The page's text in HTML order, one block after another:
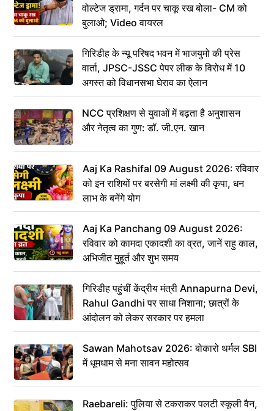
वोल्टेज ड्रामा, गर्दन पर चाकू रख बोला- CM को
बुलाओ; Video वायरल
गिरिडीह के न्यू परिषद भवन में भाजयुमो की प्रेस
वार्ता, JPSC-JSSC पेपर लीक के विरोध में 10
अगस्त को विधानसभा घेराव का ऐलान
NCC प्रशिक्षण से युवाओं में बढ़ता है अनुशासन
और नेतृत्व का गुण: डॉ. जी.एन. खान
Aaj Ka Rashifal 09 August 2026: रविवार
को इन राशियों पर बरसेगी मां लक्ष्मी की कृपा, धन
लाभ के बनेंगे योग
Aaj Ka Panchang 09 August 2026:
रविवार को कामदा एकादशी का व्रत, जानें राहु काल,
अभिजीत मुहूर्त और शुभ समय
गिरिडीह पहुंचीं केंद्रीय मंत्री Annapurna Devi,
Rahul Gandhi पर साधा निशाना; छात्रों के
आंदोलन को लेकर सरकार पर हमला
Sawan Mahotsav 2026: बोकारो थर्मल SBI
में धूमधाम से मना सावन महोत्सव
Raebareli: पुलिया से टकराकर पलटी स्कूली वैन,